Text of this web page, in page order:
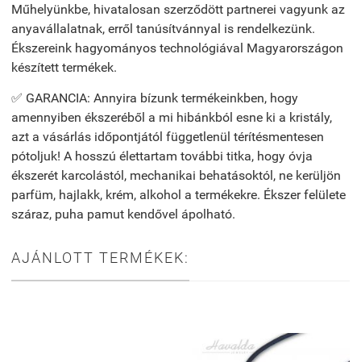
Műhelyünkbe, hivatalosan szerződött partnerei vagyunk az
anyavállalatnak, erről tanúsítvánnyal is rendelkezünk.
Ékszereink hagyományos technológiával Magyarországon
készített termékek.
✅ GARANCIA: Annyira bízunk termékeinkben, hogy
amennyiben ékszeréből a mi hibánkból esne ki a kristály,
azt a vásárlás időpontjától függetlenül térítésmentesen
pótoljuk! A hosszú élettartam további titka, hogy óvja
ékszerét karcolástól, mechanikai behatásoktól, ne kerüljön
parfüm, hajlakk, krém, alkohol a termékekre. Ékszer felülete
száraz, puha pamut kendővel ápolható.
AJÁNLOTT TERMÉKEK: